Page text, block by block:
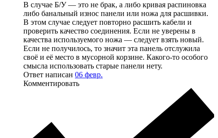
В случае Б/У — это не брак, а либо кривая распиновка
либо банальный износ панели или ножа для расшивки.
В этом случае следует повторно расшить кабели и
проверить качество соединения. Если не уверены в
качества используемого ножа — следует взять новый.
Если не получилось, то значит эта панель отслужила
своё и её место в мусорной корзине. Какого-то особого
смысла использовать старые панели нету.
Ответ написан 06 февр.
Комментировать